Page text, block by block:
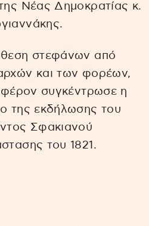
Νέας Δημοκρατίας κ.
στεφάνων από
και των φορέων,
συγκέντρωσε η
της εκδήλωσης του
Σφακιανού
του 1821.